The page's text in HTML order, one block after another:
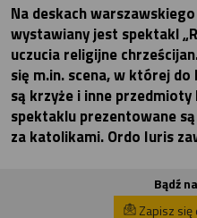
Na deskach
wystawiany jest spektakl
uczucia religijne
się m.in. scena, w której
są krzyże i inne
spektaklu prezentowane
za katolikami. Ordo Iuris
Bądź
Zapisz